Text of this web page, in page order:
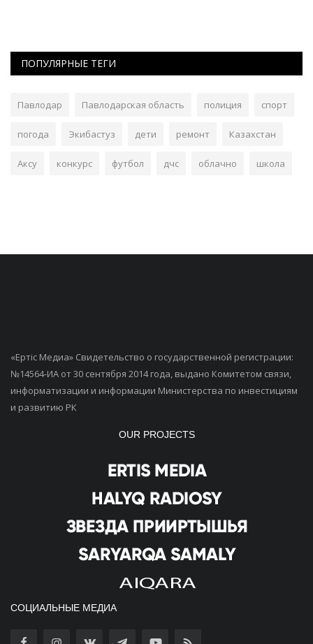
ПОПУЛЯРНЫЕ ТЕГИ
Павлодар Павлодарская область полиция спорт
погода Экибастуз дети ремонт Казахстан
Аксу конкурс футбол дчс облачно школа
«Ертiс Медиа» Свидетельство о государственной регистрации:
№14564-ИА от 30 сентября 2014 года, выдано Комитетом связи,
информатизации и информации Министерства по инвестициям
и развитию РК
OUR PROJECTS
СОЦИАЛЬНЫЕ МЕДИА